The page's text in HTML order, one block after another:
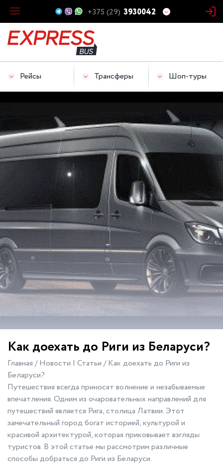
+375 (29) 3930042
Рейсы Трансферы Шоп-туры
Как доехать до Риги из Беларуси?
Главная / Новости | Статьи / Как доехать до Риги из
Беларуси?
Путешествия всегда приносят волнение и незабываемые
впечатления. Одним из очаровательных направлений для
путешествий является Рига, столица Латвии. Этот
замечательный город богат историей, культурой и
красивой архитектурой, которая приковывает взгляды
туристов. В этой статье мы рассмотрим различные
способы добраться до Риги из Беларуси.